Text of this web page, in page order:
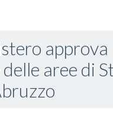
approva
aree di